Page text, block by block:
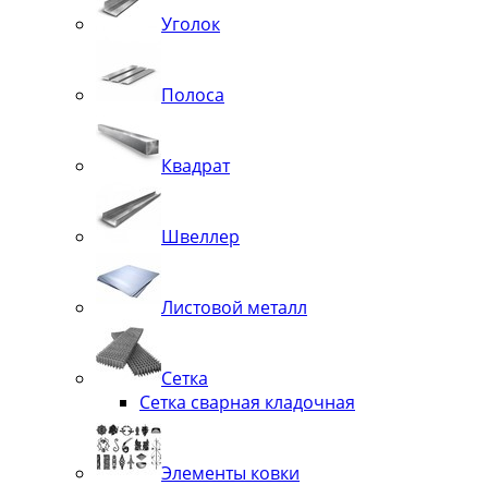
Уголок
Полоса
Квадрат
Швеллер
Листовой металл
Сетка
Сетка сварная кладочная
Элементы ковки